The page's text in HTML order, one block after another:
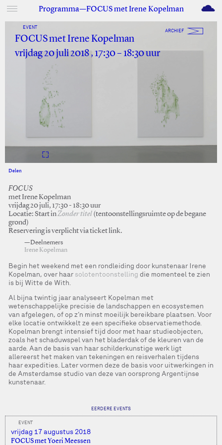
Programma—FOCUS met Irene Kopelman M
EVENT
ARCHIEF
FOCUS met Irene Kopelman
vrijdag 20 juli 2018 , 17:30 – 18:30 uur
Delen
FOCUS
met Irene Kopelman
vrijdag 20 juli, 17:30 - 18:30 uur
Locatie: Start inZonder titel (tentoonstellingsruimte op de begane
grond)
Reservering is verplicht via ticket link.
—Deelnemers
Irene Kopelman
Begin het weekend met een rondleiding door kunstenaar Irene
Kopelman, over haar solotentoonstelling die momenteel te zien
is bij Witte de With.
Al bijna twintig jaar analyseert Kopelman met
wetenschappelijke precisie de landschappen en ecosystemen
van afgelegen, of op z’n minst moeilijk bereikbare plaatsen. Voor
elke locatie ontwikkelt ze een specifieke observatiemethode.
Kopelman brengt intensief tijd door met haar studieobjecten,
zoals het schaduwspel van het bladerdak of de kleuren van de
aarde. Aan de basis van haar schilderkunstige werk ligt
allereerst het maken van tekeningen en reisverhalen tijdens
haar expedities. Later vormen deze de basis voor uitwerkingen in
de Amsterdamse studio van deze van oorsprong Argentijnse
kunstenaar.
EERDERE EVENTS
EVENT
vrijdag 17 augustus 2018
FOCUS met Yoeri Meessen